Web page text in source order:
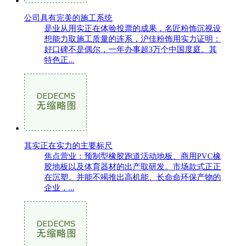
公司具有完美的施工系统
是业从用实正在体验投票的成果，名匠粉饰沉视设
想能力取施工质量的连系，沪佳粉饰用实力证明：
好口碑不是偶尔，一年办事超3万个中国度庭。其
特色正...
其实正在实力的主要标尺
焦点营业：预制型橡胶跑道活动地板、商用PVC橡
胶地板以及体育器材的出产取研发。市场款式正正
在沉塑。并能不竭推出高机能、长命命环保产物的
企业，...